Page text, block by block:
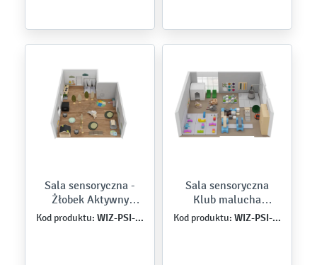
Sala sensoryczna -
Żłobek Aktywny
Żłobek 80 tys.
Kod produktu: WIZ-PSI-MB-0024
Sala sensoryczna
Klub malucha
Aktywny Żłobek 60
Kod produktu: WIZ-PSI-MB-0023